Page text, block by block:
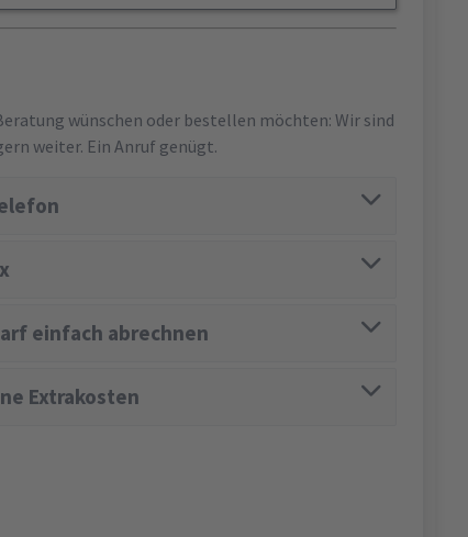
wünschen oder bestellen möchten: Wir sind
weiter. Ein Anruf genügt.
einfach abrechnen
Extrakosten